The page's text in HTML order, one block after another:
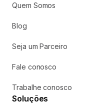
Quem Somos
Blog
Seja um Parceiro
Fale conosco
Trabalhe conosco
Soluções